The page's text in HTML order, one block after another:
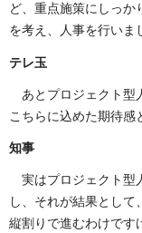
ど、重点施策にしっか
を考え、人事を行いま
テレ玉
あとプロジェクト型
こちらに込めた期待感
知事
実はプロジェクト型
し、それが結果として
縦割りで進むわけです